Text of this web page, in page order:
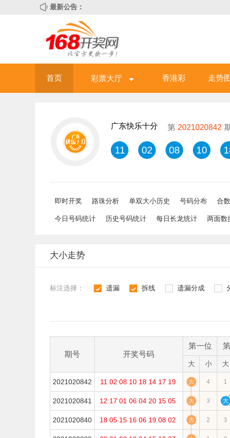
最新公告：
首页 彩票大厅 香港彩 走势
广东快乐十分 第 2021020842
11 02 08 10
即时开奖 路珠分析 单双大小历史 号码分布 合
今日号码统计 历史号码统计 每日长龙统计 两面数
大小走势
标注选择：
遗漏
拆线
遗漏分成
期号 开奖号码
第一位
大 小 大
2021020842 11 02 08 10 18 14 17 19 大 4 1
2021020841 12 17 01 06 04 20 15 05 大 3 大
2021020840 18 05 15 16 06 19 08 02 大 2 3